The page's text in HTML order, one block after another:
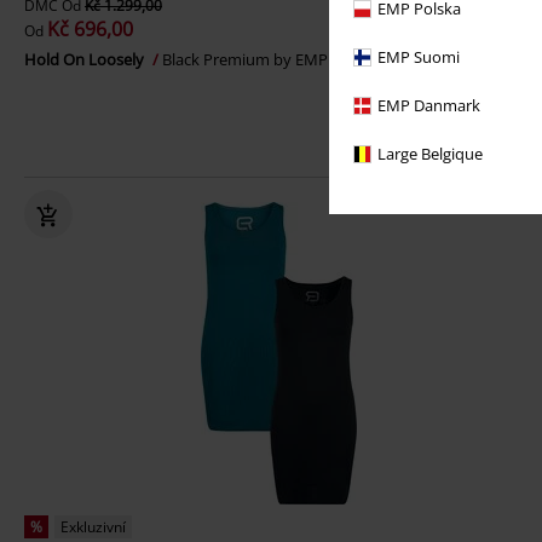
EMP Polska
EMP Suomi
EMP Danmark
Large Belgique
DMC Od Kč 1.299,00
Od Kč 696,00
Hold On Loosely Black Premium by EMP Krátké šaty
% Exkluzivní